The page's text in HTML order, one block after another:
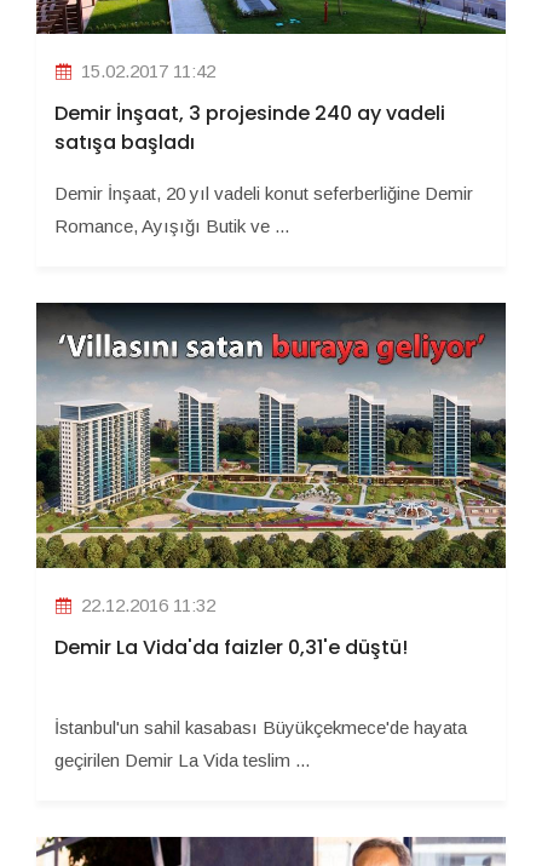
15.02.2017 11:42
Demir İnşaat, 3 projesinde 240 ay vadeli
satışa başladı
Demir İnşaat, 20 yıl vadeli konut seferberliğine Demir
Romance, Ayışığı Butik ve ...
22.12.2016 11:32
Demir La Vida'da faizler 0,31'e düştü!
İstanbul'un sahil kasabası Büyükçekmece'de hayata
geçirilen Demir La Vida teslim ...